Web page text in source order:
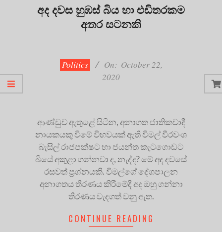
අද දවස හුඹස් බිය හා එඩිතරකම
අතර සටනකි
Politics On: October 22,
2020
ආණ්ඩුව ඇතුළේ සිටින, අනාගත ජාතිකවාදී
නායකයකු වීමේ විභවයක් ඇති විමල් වීරවංශ
බැසිල් රාජපක්ෂට හා ජයන්ත කැටගොඩට
බියේ අකුළා ගන්නවා ද, නැද්ද? මේ අද දවසේ
රසවත් ප්‍රශ්නයකි. විමල්ගේ දේශපාලන
අනාගතය තීරණය කිරීමේදී අද ඔහු ගන්නා
තීරණය වැදගත් වනු ඇත.
CONTINUE READING